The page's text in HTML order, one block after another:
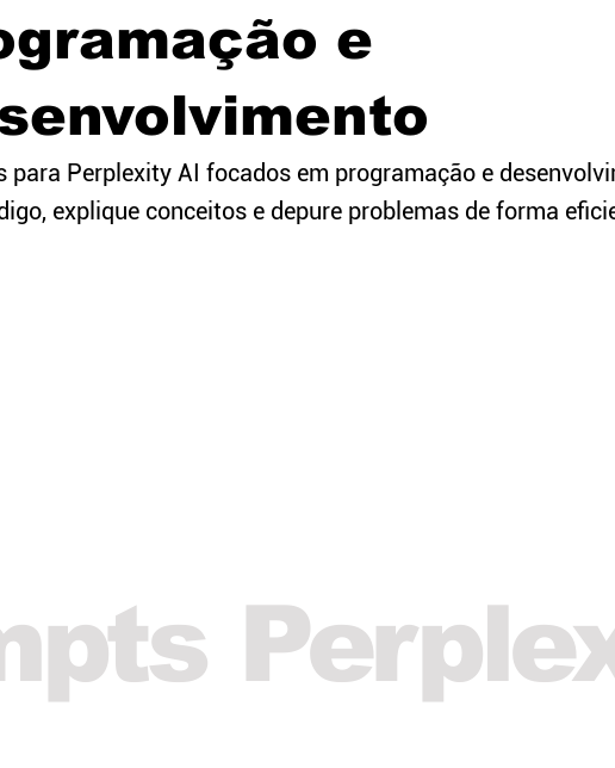
e
para Perplexity AI focados em programação e
explique conceitos e depure problemas de forma